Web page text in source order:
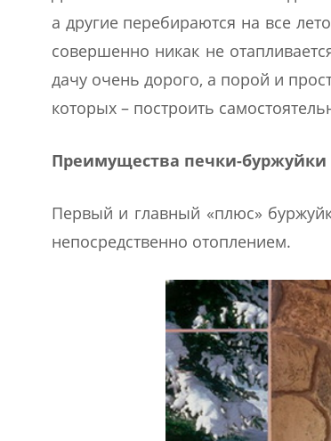
а другие перебираются на все
совершенно никак не
дачу очень дорого, а порой и
которых – построить
Преимущества печки-буржуйки
Первый и главный «плюс»
непосредственно отоплением.